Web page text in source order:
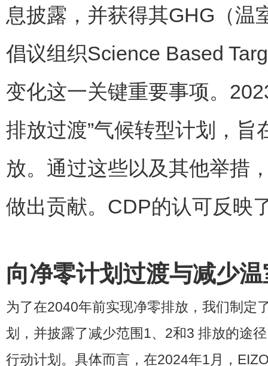
息披露，并获得其GHG （
倡议组织Science Based
变化这一关键重要事项。
排放过渡”气候转型计划，旨
放。 通过这些以及其他举措
做出贡献。CDP的认可反映
向净零计划过渡与减少
为了在2040年前实现净零排放，我们制定
划，并披露了减少范围1、2和3 排放的途
行动计划 。 具体而言，在2024年1月，